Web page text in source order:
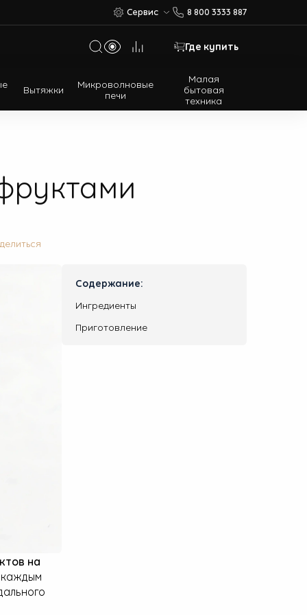
Сервис 8 800 3333 887
Где купить
Вытяжки Микроволновые
печи
Малая
бытовая
техника
Многодверные холодильники
на
каждым
Содержание:
Ингредиенты
Приготовление